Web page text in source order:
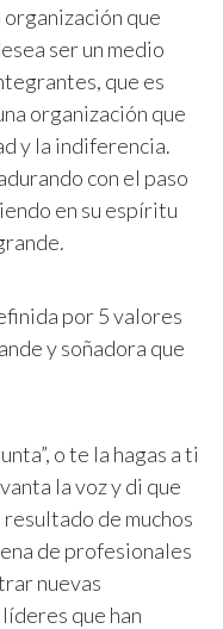
que
ser un medio
que es
organización que
y la indiferencia.
con el paso
en su espíritu
por 5 valores
y soñadora que
o te la hagas a ti
la voz y di que
de muchos
de profesionales
nuevas
que han